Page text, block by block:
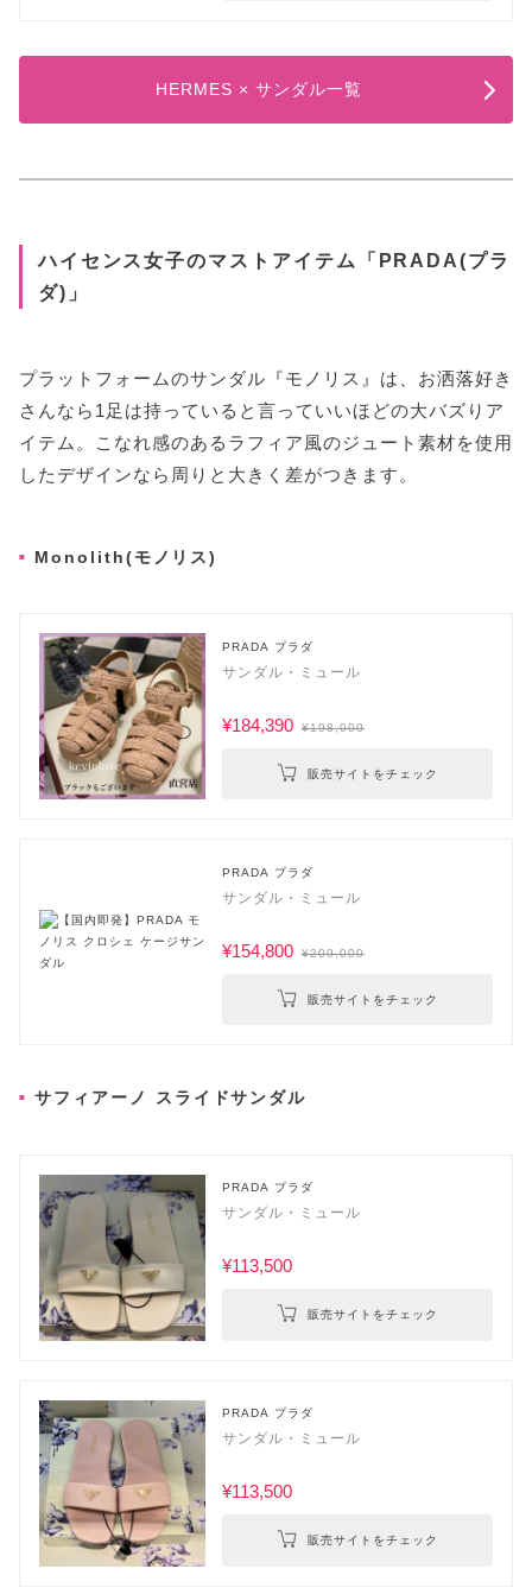
HERMES × サンダル一覧
ハイセンス女子のマストアイテム「PRADA(プラ
ダ)」
プラットフォームのサンダル『モノリス』は、お洒落好き
さんなら1足は持っていると言っていいほどの大バズりア
イテム。こなれ感のあるラフィア風のジュート素材を使用
したデザインなら周りと大きく差がつきます。
Monolith(モノリス)
PRADA プラダ
サンダル・ミュール
¥184,390 ¥198,000
販売サイトをチェック
PRADA プラダ
サンダル・ミュール
¥154,800 ¥209,000
販売サイトをチェック
サフィアーノ スライドサンダル
PRADA プラダ
サンダル・ミュール
¥113,500
販売サイトをチェック
PRADA プラダ
サンダル・ミュール
¥113,500
販売サイトをチェック